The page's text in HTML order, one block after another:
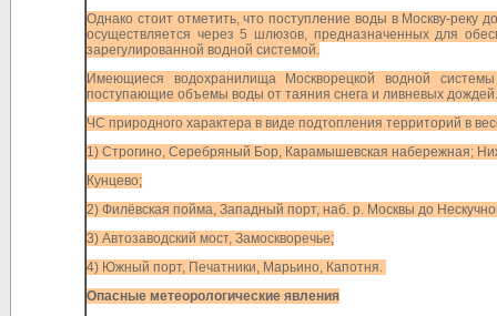
Однако стоит отметить, что поступление воды в Москву-
осуществляется через 5 шлюзов, предназначенных для
зарегулированной водной системой.
Имеющиеся водохранилища Москворецкой водной
поступающие объемы воды от таяния снега и ливневых дождей.
ЧС природного характера в виде подтопления территорий в
1) Строгино, Серебряный Бор, Карамышевская набережная;
Кунцево;
2) Филёвская пойма, Западный порт, наб. р. Москвы до
3) Автозаводский мост, Замоскворечье;
4) Южный порт, Печатники, Марьино, Капотня.
Опасные метеорологические явления